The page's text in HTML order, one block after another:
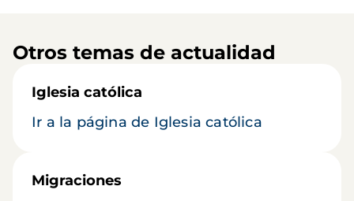
Otros temas de actualidad
Iglesia católica
Ir a la página de Iglesia católica
Migraciones